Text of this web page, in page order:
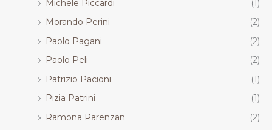
Michele Piccardi
(1)
Morando Perini
(2)
Paolo Pagani
(2)
Paolo Peli
(2)
Patrizio Pacioni
(1)
Pizia Patrini
(1)
Ramona Parenzan
(2)